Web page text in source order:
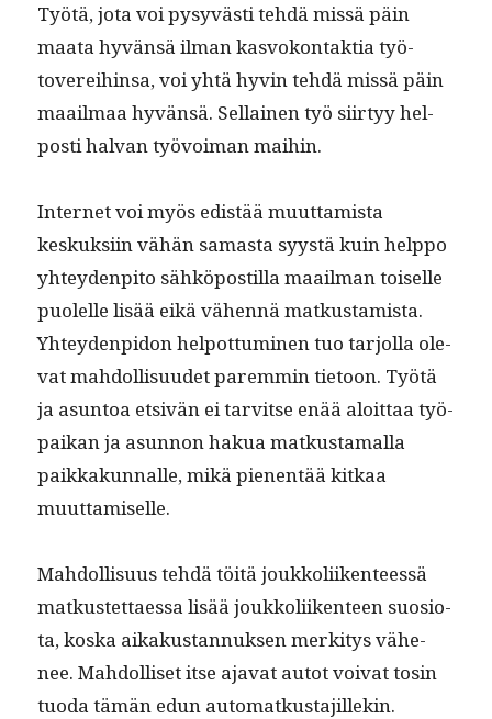
Työtä, jota voi pysyvästi tehdä mis­sä päin
maa­ta hyvän­sä ilman kas­vokon­tak­tia työ­
toverei­hin­sa, voi yhtä hyvin tehdä mis­sä päin
maail­maa hyvän­sä. Sel­l­ainen työ siir­tyy hel­
posti hal­van työvoiman maihin.
Inter­net voi myös edis­tää muut­tamista
keskuk­si­in vähän samas­ta syys­tä kuin help­po
yhtey­den­pito sähkö­pos­til­la maail­man toiselle
puolelle lisää eikä vähen­nä matkus­tamista.
Yhtey­den­pidon helpot­tumi­nen tuo tar­jol­la ole­
vat mah­dol­lisu­udet parem­min tietoon. Työtä
ja asun­toa etsivän ei tarvitse enää aloit­taa työ­
paikan ja asun­non hakua matkus­ta­mal­la
paikkakun­nalle, mikä pienen­tää kitkaa
muuttamiselle.
Mah­dol­lisu­us tehdä töitä joukkoli­iken­teessä
matkustet­taes­sa lisää joukkoli­iken­teen suo­sio­
ta, kos­ka aikakus­tan­nuk­sen merk­i­tys vähe­
nee. Mah­dol­liset itse aja­vat autot voivat tosin
tuo­da tämän edun automatkustajillekin.